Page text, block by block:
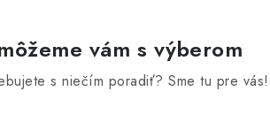
vám s výberom
s niečím poradiť? Sme tu pre vás!